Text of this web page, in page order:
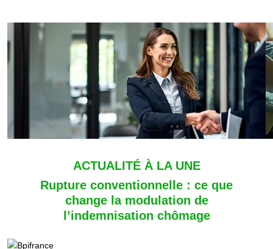
ACTUALITÉ À LA UNE
Rupture conventionnelle : ce que
change la modulation de
l’indemnisation chômage